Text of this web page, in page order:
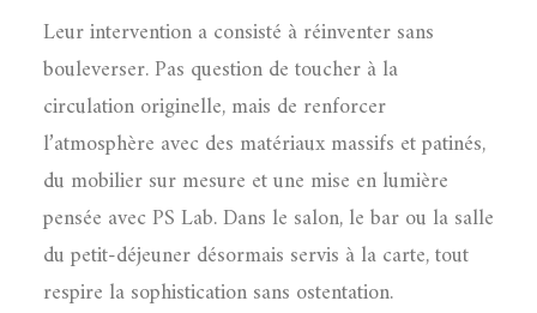
Leur intervention a consisté à réinventer sans
bouleverser. Pas question de toucher à la
circulation originelle, mais de renforcer
l’atmosphère avec des matériaux massifs et patinés,
du mobilier sur mesure et une mise en lumière
pensée avec PS Lab. Dans le salon, le bar ou la salle
du petit-déjeuner désormais servis à la carte, tout
respire la sophistication sans ostentation.